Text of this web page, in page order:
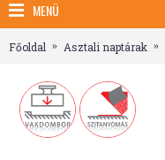
MENÜ
Főoldal Asztali naptárak